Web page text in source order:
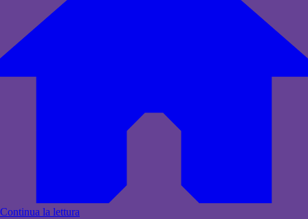
Continua la lettura